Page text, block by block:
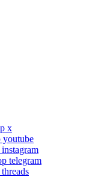
x
youtube
telegram